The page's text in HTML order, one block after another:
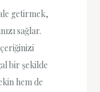
getirmek,
sağlar.
bir şekilde
hem de